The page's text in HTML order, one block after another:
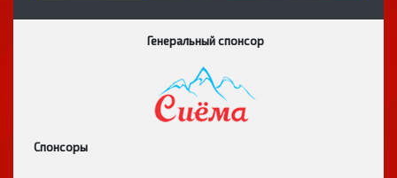
Генеральный спонсор
Спонсоры